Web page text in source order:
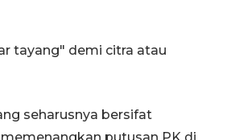
tayang" demi citra atau
seharusnya bersifat
putusan PK di